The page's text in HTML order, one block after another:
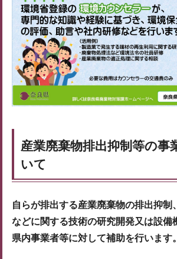
産業廃棄物排出抑制等の事
いて
自らが排出する産業廃棄物の排出抑制
などに関する技術の研究開発又は設備
県内事業者等に対して補助を行います。